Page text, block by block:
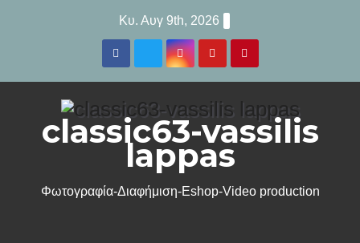
Κυ. Αυγ 9th, 2026
classic63-vassilis
lappas
Φωτογραφία-Διαφήμιση-Eshop-Video production